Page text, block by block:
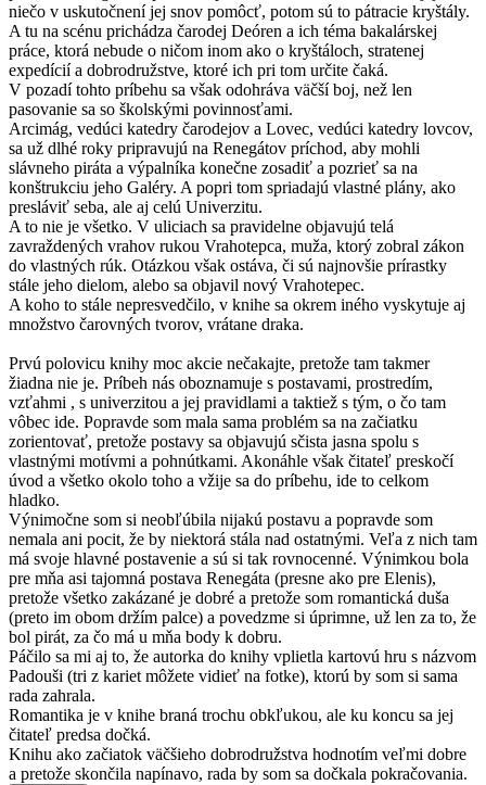
niečo v uskutočnení jej snov pomôcť, potom sú to pátracie kryštály.
A tu na scénu prichádza čarodej Deóren a ich téma bakalárskej
práce, ktorá nebude o ničom inom ako o kryštáloch, stratenej
expedícií a dobrodružstve, ktoré ich pri tom určite čaká.
V pozadí tohto príbehu sa však odohráva väčší boj, než len
pasovanie sa so školskými povinnosťami.
Arcimág, vedúci katedry čarodejov a Lovec, vedúci katedry lovcov,
sa už dlhé roky pripravujú na Renegátov príchod, aby mohli
slávneho piráta a výpalníka konečne zosadiť a pozrieť sa na
konštrukciu jeho Galéry. A popri tom spriadajú vlastné plány, ako
presláviť seba, ale aj celú Univerzitu.
A to nie je všetko. V uliciach sa pravidelne objavujú telá
zavraždených vrahov rukou Vrahotepca, muža, ktorý zobral zákon
do vlastných rúk. Otázkou však ostáva, či sú najnovšie prírastky
stále jeho dielom, alebo sa objavil nový Vrahotepec.
A koho to stále nepresvedčilo, v knihe sa okrem iného vyskytuje aj
množstvo čarovných tvorov, vrátane draka.
Prvú polovicu knihy moc akcie nečakajte, pretože tam takmer
žiadna nie je. Príbeh nás oboznamuje s postavami, prostredím,
vzťahmi , s univerzitou a jej pravidlami a taktiež s tým, o čo tam
vôbec ide. Popravde som mala sama problém sa na začiatku
zorientovať, pretože postavy sa objavujú sčista jasna spolu s
vlastnými motívmi a pohnútkami. Akonáhle však čitateľ preskočí
úvod a všetko okolo toho a vžije sa do príbehu, ide to celkom
hladko.
Výnimočne som si neobľúbila nijakú postavu a popravde som
nemala ani pocit, že by niektorá stála nad ostatnými. Veľa z nich tam
má svoje hlavné postavenie a sú si tak rovnocenné. Výnimkou bola
pre mňa asi tajomná postava Renegáta (presne ako pre Elenis),
pretože všetko zakázané je dobré a pretože som romantická duša
(preto im obom držím palce) a povedzme si úprimne, už len za to, že
bol pirát, za čo má u mňa body k dobru.
Páčilo sa mi aj to, že autorka do knihy vplietla kartovú hru s názvom
Padouši (tri z kariet môžete vidieť na fotke), ktorú by som si sama
rada zahrala.
Romantika je v knihe braná trochu obkľukou, ale ku koncu sa jej
čitateľ predsa dočká.
Knihu ako začiatok väčšieho dobrodružstva hodnotím veľmi dobre
a pretože skončila napínavo, rada by som sa dočkala pokračovania.